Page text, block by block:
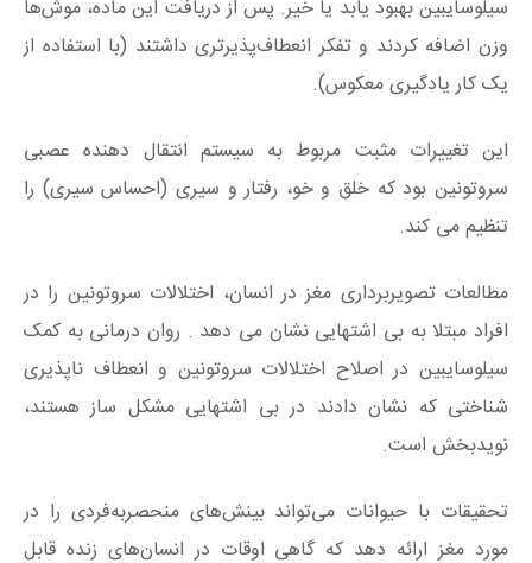
سیلوسایبین بهبود یابد یا خیر. پس از دریافت این ماده، موش‌ها
وزن اضافه کردند و تفکر انعطاف‌پذیرتری داشتند (با استفاده از
یک کار یادگیری معکوس).
این تغییرات مثبت مربوط به سیستم انتقال دهنده عصبی
سروتونین بود که خلق و خو، رفتار و سیری (احساس سیری) را
تنظیم می کند.
مطالعات تصویربرداری مغز در انسان، اختلالات سروتونین را در
افراد مبتلا به بی اشتهایی نشان می دهد . روان درمانی به کمک
سیلوسایبین در اصلاح اختلالات سروتونین و انعطاف ناپذیری
شناختی که نشان دادند در بی اشتهایی مشکل ساز هستند،
نویدبخش است.
تحقیقات با حیوانات می‌تواند بینش‌های منحصربه‌فردی را در
مورد مغز ارائه دهد که گاهی اوقات در انسان‌های زنده قابل